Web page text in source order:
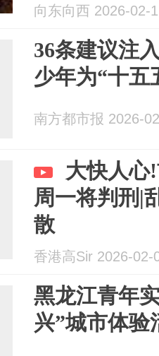
向东向西 2026-02-
36条建议注
少年为“十五
南方都市报 2026-
大快人心
周一将判刑|
散
香港高Sir 2026-02-
黑龙江青年
兴”城市体验